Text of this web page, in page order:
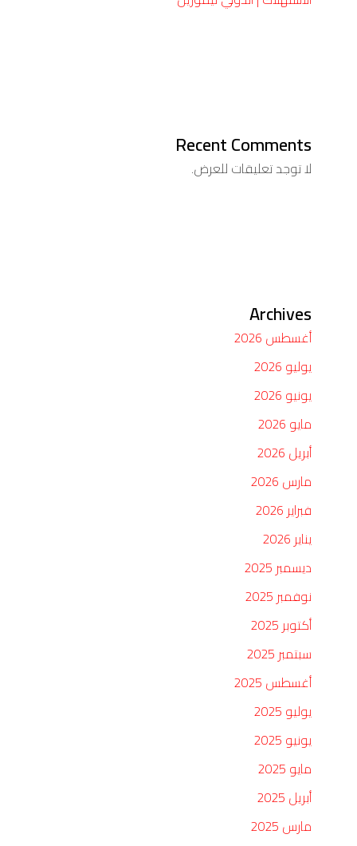
Recent Comments
لا توجد تعليقات للعرض.
Archives
أغسطس 2026
يوليو 2026
يونيو 2026
مايو 2026
أبريل 2026
مارس 2026
فبراير 2026
يناير 2026
ديسمبر 2025
نوفمبر 2025
أكتوبر 2025
سبتمبر 2025
أغسطس 2025
يوليو 2025
يونيو 2025
مايو 2025
أبريل 2025
مارس 2025